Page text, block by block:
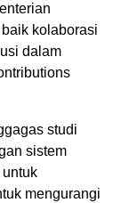
kolaborasi
dalam
studi
sistem
mengurangi